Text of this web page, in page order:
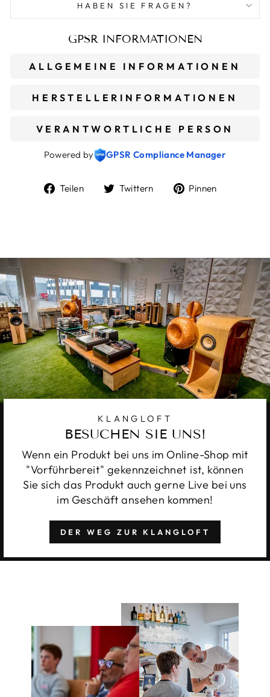
HABEN SIE FRAGEN?
GPSR INFORMATIONEN
ALLGEMEINE INFORMATIONEN
HERSTELLERINFORMATIONEN
VERANTWORTLICHE PERSON
Powered by GPSR Compliance Manager
Teilen
Auf
Twittern
Auf
Pinnen
KLANGLOFT
BESUCHEN SIE UNS!
Wenn ein Produkt bei uns im Online-Shop mit
"Vorführbereit" gekennzeichnet ist, können
Sie sich das Produkt auch gerne Live bei uns
im Geschäft ansehen kommen!
DER WEG ZUR KLANGLOFT